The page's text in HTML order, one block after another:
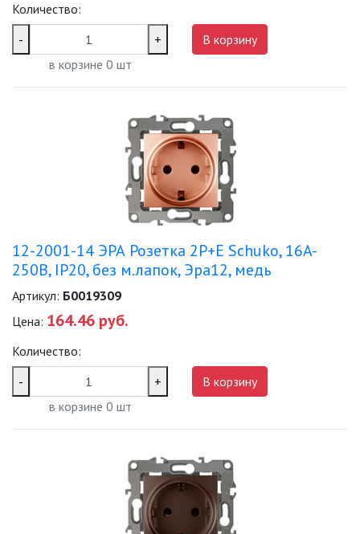
ТРОЙНИКИ И КОЛОДКИ, ВИЛКИ
СИСТЕМЫ ПОЛИВА
ТОЧЕЧНЫЕ СВЕТИЛЬНИКИ
УЛИЧНОЕ ОСВЕЩЕНИЕ НА
СОЛНЕЧНЫХ БАТАРЕЯХ
УЛИЧНЫЕ СВЕТИЛЬНИКИ
ЭЛЕКТРОУСТАНОВОЧНЫЕ
ИЗДЕЛИЯ
ЭЛЕМЕНТЫ ПИТАНИЯ
НОВОСТИ
ОПЛАТА И ДОСТАВКА
Количество:
-
+
в корзине 0 шт
В корзину
12-2001-14 ЭРА Розетка 2P+E Schuko, 16A-
250В, IP20, без м.лапок, Эра12, медь
Артикул: Б0019309
Цена: 164.46 руб.
Количество:
-
+
в корзине 0 шт
В корзину